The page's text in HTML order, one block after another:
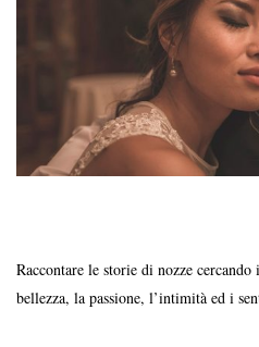
Raccontare le storie di nozze
bellezza, la passione, l’intimità ed i